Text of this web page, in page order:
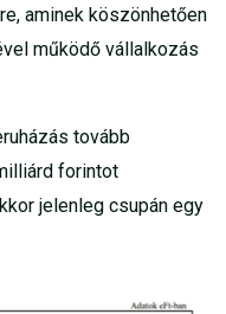
aminek köszönhetően
működő vállalkozás
tovább
forintot
jelenleg csupán egy